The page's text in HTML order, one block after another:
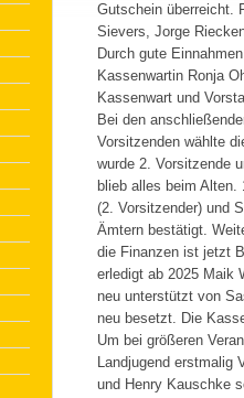
Gutschein überreicht.
Sievers, Jorge
Durch gute
Kassenwartin Ronja
Kassenwart und
Bei den
Vorsitzenden wählte
wurde 2. Vorsitzende
blieb alles beim Alten.
(2. Vorsitzender) und
Ämtern bestätigt.
die Finanzen ist jetzt
erledigt ab 2025 Maik
neu unterstützt von
neu besetzt. Die
Um bei größeren
Landjugend erstmalig
und Henry Kauschke